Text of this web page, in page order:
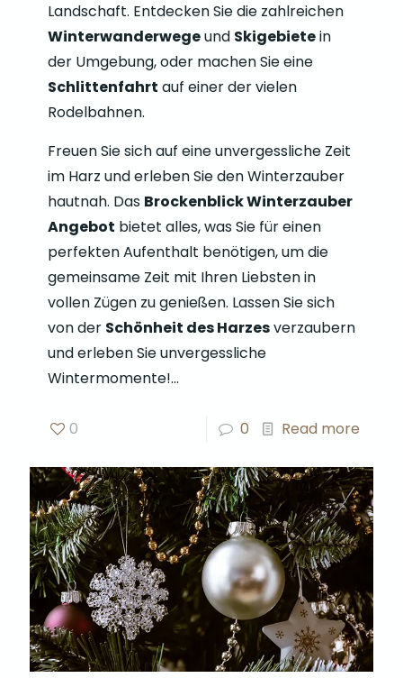
Landschaft. Entdecken Sie die zahlreichen
Winterwanderwegeund Skigebietein
der Umgebung, oder machen Sie eine
Schlittenfahrt auf einer der vielen
Rodelbahnen.
Freuen Sie sich auf eine unvergessliche Zeit
im Harz und erleben Sie den Winterzauber
hautnah. Das Brockenblick Winterzauber
Angebot bietet alles, was Sie für einen
perfekten Aufenthalt benötigen, um die
gemeinsame Zeit mit Ihren Liebsten in
vollen Zügen zu genießen. Lassen Sie sich
von der Schönheit des Harzesverzaubern
und erleben Sie unvergessliche
Wintermomente!…
0 0 Read more